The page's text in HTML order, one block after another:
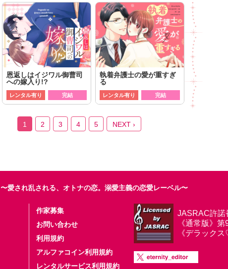
恩返しはイジワル御曹司
への嫁入り!?
レンタル有り 完結
執着弁護士の愛が重すぎ
る
レンタル有り 完結
1 2 3 4 5 NEXT ›
〜愛され乱される、オトナの恋。溺愛主義の恋愛レーベル〜
作家募集
お問い合わせ
利用規約
アルファコイン利用規約
レンタルサービス利用規約
JASRAC許諾
《通常版》
《デラック